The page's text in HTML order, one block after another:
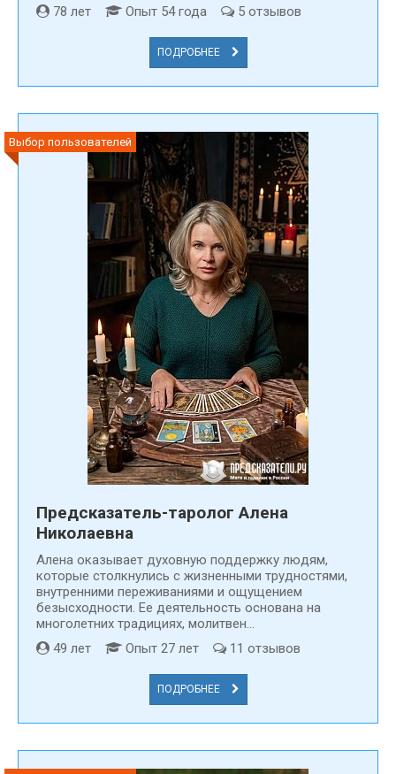
78 лет
Опыт 54 года 5 отзывов
ПОДРОБНЕЕ
Выбор пользователей
Предсказатель-таролог Алена
Николаевна
Алена оказывает духовную поддержку людям,
которые столкнулись с жизненными трудностями,
внутренними переживаниями и ощущением
безысходности. Ее деятельность основана на
многолетних традициях, молитвен...
49 лет
Опыт 27 лет 11 отзывов
ПОДРОБНЕЕ